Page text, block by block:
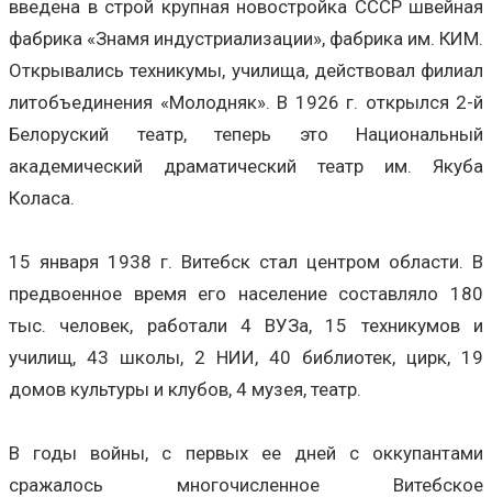
введена в строй крупная новостройка СССР швейная
фабрика «Знамя индустриализации», фабрика им. КИМ.
Открывались техникумы, училища, действовал филиал
литобъединения «Молодняк». В 1926 г. открылся 2-й
Белоруский театр, теперь это Национальный
академический драматический театр им. Якуба
Коласа.
15 января 1938 г. Витебск стал центром области. В
предвоенное время его население составляло 180
тыс. человек, работали 4 ВУЗа, 15 техникумов и
училищ, 43 школы, 2 НИИ, 40 библиотек, цирк, 19
домов культуры и клубов, 4 музея, театр.
В годы войны, с первых ее дней с оккупантами
сражалось многочисленное Витебское